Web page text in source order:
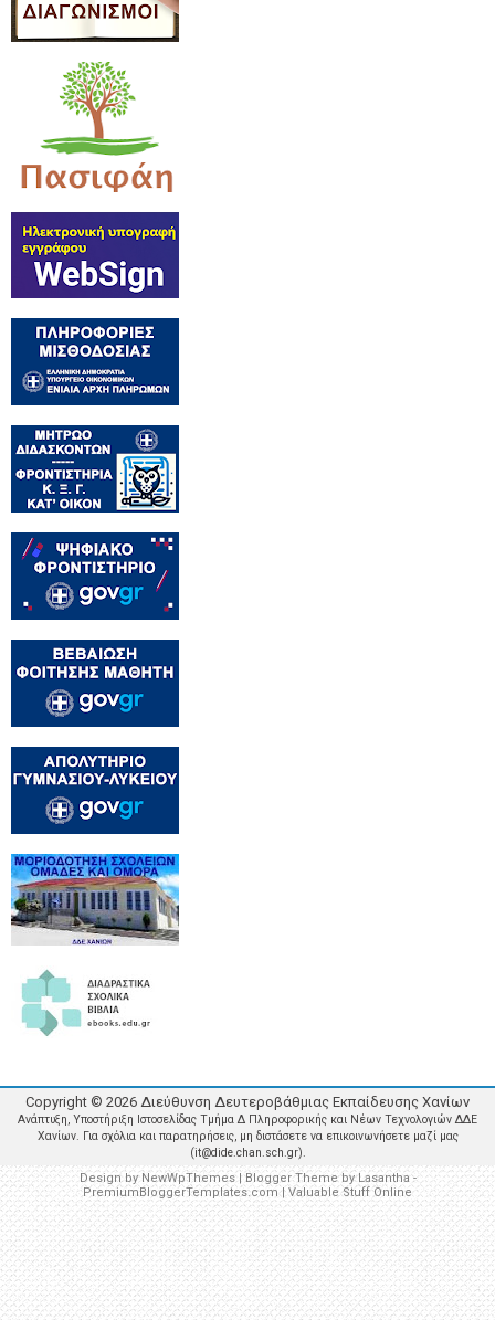
Copyright © 2026 Διεύθυνση Δευτεροβάθμιας Εκπαίδευσης Χανίων
Ανάπτυξη, Υποστήριξη Ιστοσελίδας Τμήμα Δ Πληροφορικής και Νέων Τεχνολογιών ΔΔΕ
Χανίων. Για σχόλια και παρατηρήσεις, μη διστάσετε να επικοινωνήσετε μαζί μας
(it@dide.chan.sch.gr).
Design by NewWpThemes| Blogger Theme by Lasantha-
PremiumBloggerTemplates.com |Valuable Stuff Online